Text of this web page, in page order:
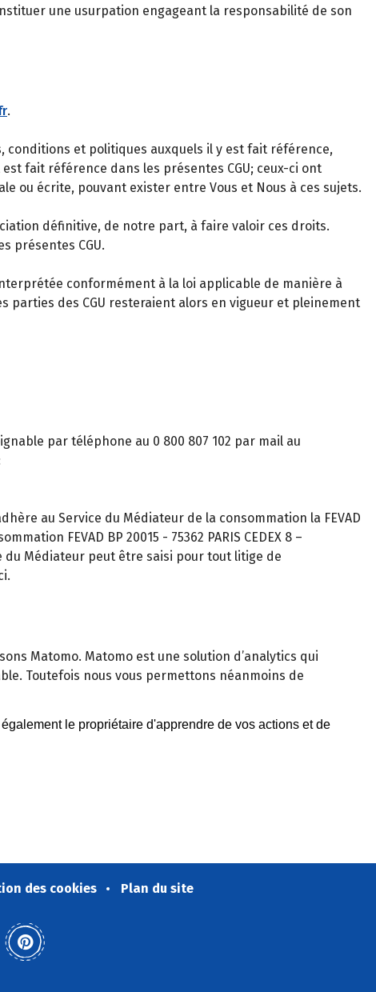
une usurpation engageant la responsabilité de son
.
conditions et politiques auxquels il y est fait référence,
fait référence dans les présentes CGU; ceux-ci ont
ou écrite, pouvant exister entre Vous et Nous à ces sujets.
définitive, de notre part, à faire valoir ces droits.
présentes CGU.
conformément à la loi applicable de manière à
des CGU resteraient alors en vigueur et pleinement
par téléphone au 0 800 807 102 par mail au
au Service du Médiateur de la consommation la FEVAD
FEVAD BP 20015 - 75362 PARIS CEDEX 8 –
du Médiateur peut être saisi pour tout litige de
Matomo. Matomo est une solution d’analytics qui
Toutefois nous vous permettons néanmoins de
des cookies Plan du site